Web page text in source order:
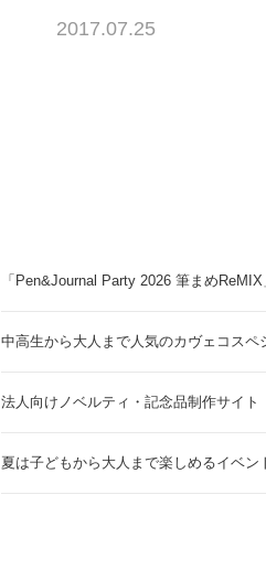
2017.07.25
「Pen&Journal Party 2026 筆まめ
中高生から大人まで人気のカヴェコスペ
法人向けノベルティ・記念品制作サイ
夏は子どもから大人まで楽しめるイベ